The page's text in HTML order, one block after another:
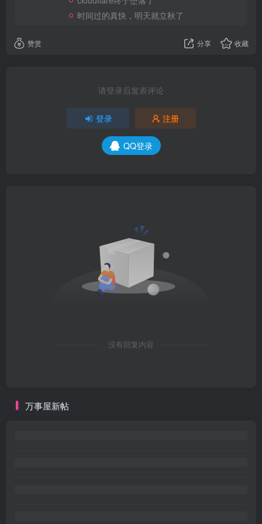
时间过的真快，明天就立秋了
赞赏 分享 收藏
请登录后发表评论
登录 注册
QQ登录
没有回复内容
万事屋新帖